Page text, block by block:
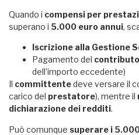
Quando i compensi per
superano i 5.000 euro annui,
Iscrizione alla Gestione
Pagamento del
dell’importo eccedente)
Il committentedeve versare il
carico del prestatore), mentre il
dichiarazione dei redditi.
Può comunque superare i